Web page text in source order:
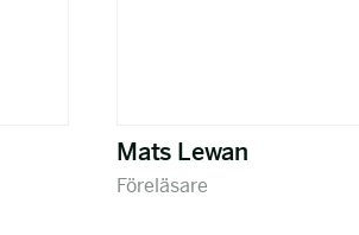
Mats Lewan
Föreläsare